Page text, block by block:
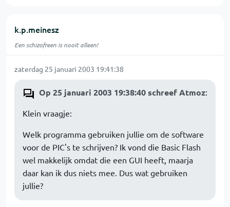
k.p.meinesz
Een schizofreen is nooit alleen!
zaterdag 25 januari 2003 19:41:38
Op 25 januari 2003 19:38:40 schreef Atmoz:
Klein vraagje:
Welk programma gebruiken jullie om de software
voor de PIC's te schrijven? Ik vond die Basic Flash
wel makkelijk omdat die een GUI heeft, maarja
daar kan ik dus niets mee. Dus wat gebruiken
jullie?